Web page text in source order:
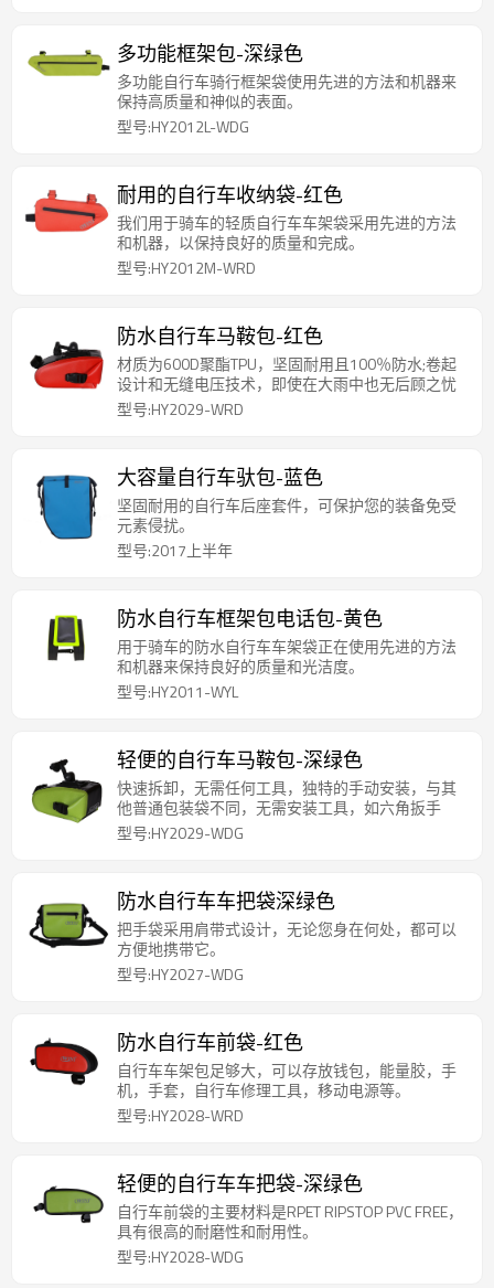
多功能框架包-深绿色
多功能自行车骑行框架袋使用先进的方法和机器来
保持高质量和神似的表面。
型号:HY2012L-WDG
耐用的自行车收纳袋-红色
我们用于骑车的轻质自行车车架袋采用先进的方法
和机器，以保持良好的质量和完成。
型号:HY2012M-WRD
防水自行车马鞍包-红色
材质为600D聚酯TPU，坚固耐用且100％防水;卷起
设计和无缝电压技术，即使在大雨中也无后顾之忧
型号:HY2029-WRD
大容量自行车驮包-蓝色
坚固耐用的自行车后座套件，可保护您的装备免受
元素侵扰。
型号:2017上半年
防水自行车框架包电话包-黄色
用于骑车的防水自行车车架袋正在使用先进的方法
和机器来保持良好的质量和光洁度。
型号:HY2011-WYL
轻便的自行车马鞍包-深绿色
快速拆卸，无需任何工具，独特的手动安装，与其
他普通包装袋不同，无需安装工具，如六角扳手
型号:HY2029-WDG
防水自行车车把袋深绿色
把手袋采用肩带式设计，无论您身在何处，都可以
方便地携带它。
型号:HY2027-WDG
防水自行车前袋-红色
自行车车架包足够大，可以存放钱包，能量胶，手
机，手套，自行车修理工具，移动电源等。
型号:HY2028-WRD
轻便的自行车车把袋-深绿色
自行车前袋的主要材料是RPET RIPSTOP PVC FREE，
具有很高的耐磨性和耐用性。
型号:HY2028-WDG